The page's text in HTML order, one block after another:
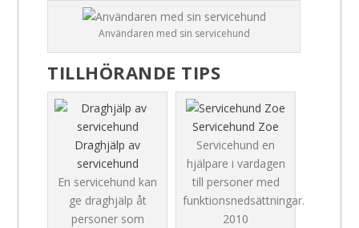
Användaren med sin servicehund
TILLHÖRANDE TIPS
Draghjälp av
servicehund
En servicehund kan
ge draghjälp åt
personer som
Servicehund Zoe
Servicehund en
hjälpare i vardagen
till personer med
funktionsnedsättningar.
2010